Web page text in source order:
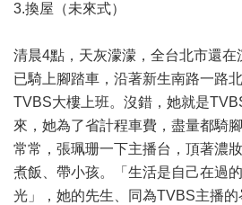
3.換屋（未來式）
清晨4點，天灰濛濛，全台北市還在
已騎上腳踏車，沿著新生南路一路
TVBS大樓上班。沒錯，她就是
來，她為了省計程車費，盡量都騎腳
常常，張珮珊一下主播台，頂著濃
煮飯、帶小孩。「生活是自己在過
光」，她的先生、同為TVBS主播